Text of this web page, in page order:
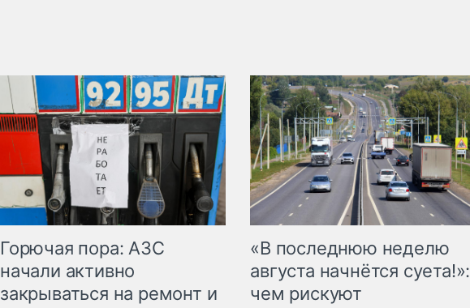
Горючая пора: АЗС
начали активно
закрываться на ремонт и
«В последнюю неделю
августа начнётся суета!»:
чем рискуют